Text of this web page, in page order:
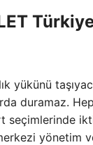
yükünü
duramaz.
seçimlerinde
yönetim